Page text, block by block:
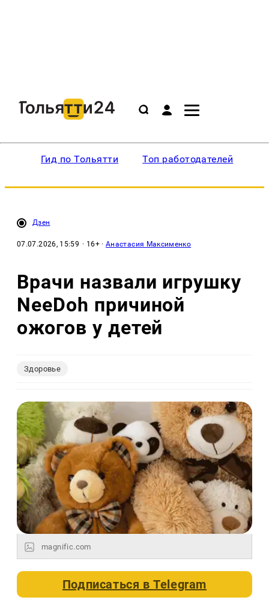
Гид по Тольятти Топ работодателей
Дзен
07.07.2026, 15:59 · 16+ ·Анастасия Максименко
Врачи назвали игрушку
NeeDoh причиной
ожогов у детей
Здоровье
magnific.com
Подписаться вTelegram